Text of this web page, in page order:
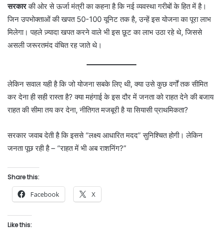
सरकारकी ओर से ऊर्जा मंत्री का कहना है कि नई व्यवस्था गरीबों के हित में है।
जिन उपभोक्ताओं की खपत 50-100 यूनिट तक है, उन्हें इस योजना का पूरा लाभ
मिलेगा। पहले ज़्यादा खपत करने वाले भी इस छूट का लाभ उठा रहे थे, जिससे
असली जरूरतमंद वंचित रह जाते थे।
लेकिन सवाल यही है कि जो योजना सबके लिए थी, क्या उसे कुछ वर्गों तक सीमित
कर देना ही सही रास्ता है? क्या महंगाई के इस दौर में जनता को राहत देने की बजाय
राहत की सीमा तय कर देना, नीतिगत मजबूरी है या सियासी प्राथमिकता?
सरकार जवाब देती है कि इससे “लक्ष्य आधारित मदद” सुनिश्चित होगी। लेकिन
जनता पूछ रही है – “राहत में भी अब राशनिंग?”
Share this:
Facebook X
Like this: